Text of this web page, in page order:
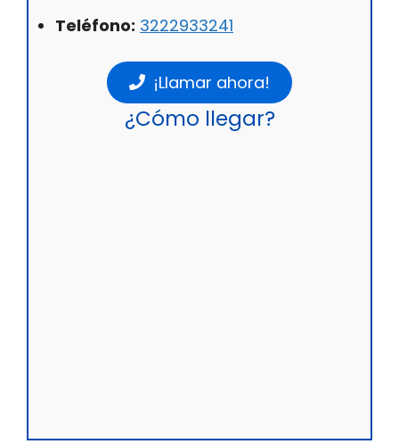
Teléfono: 3222933241
¡Llamar ahora!
¿Cómo llegar?